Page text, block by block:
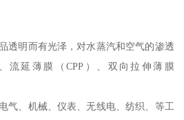
透明而有光泽，对水蒸汽和空气的渗透
流延薄膜（CPP ）、双向拉伸薄膜
气、机械、仪表、无线电、纺织、等工